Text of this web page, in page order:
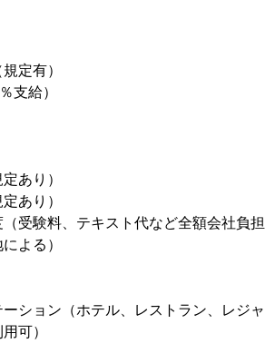
定有）
支給）
あり）
あり）
（受験料、テキスト代など全額会社負
よる）
ーション（ホテル、レストラン、レジ
可）